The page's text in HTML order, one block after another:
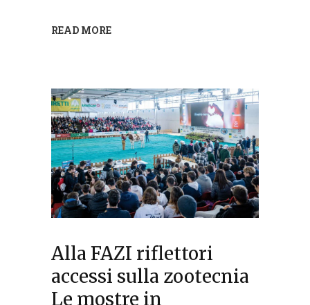
READ MORE
Alla FAZI riflettori
accessi sulla zootecnia
Le mostre in